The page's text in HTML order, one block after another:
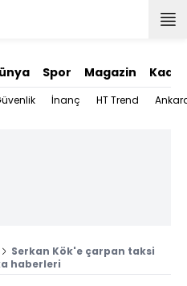
Spor Magazin Kadın
İnanç HT Trend
Serkan Kök'e çarpan taksi
haberleri